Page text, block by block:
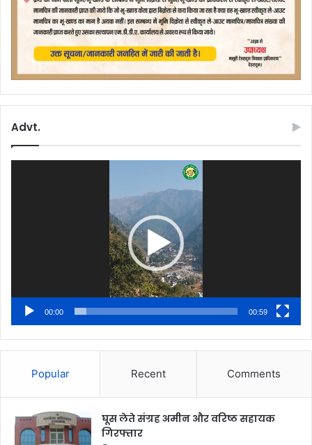
Advt.
00:00 00:59
Popular Recent Comments
घूस लेते संग्रह अमीन और वरिष्ठ सहायक
गिरफ्तार